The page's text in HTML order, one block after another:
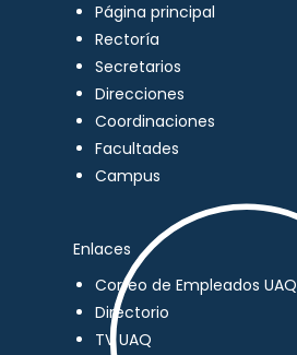
Página principal
Rectoría
Secretarios
Direcciones
Coordinaciones
Facultades
Campus
Enlaces
Correo de Empleados UAQ
Directorio
TV UAQ